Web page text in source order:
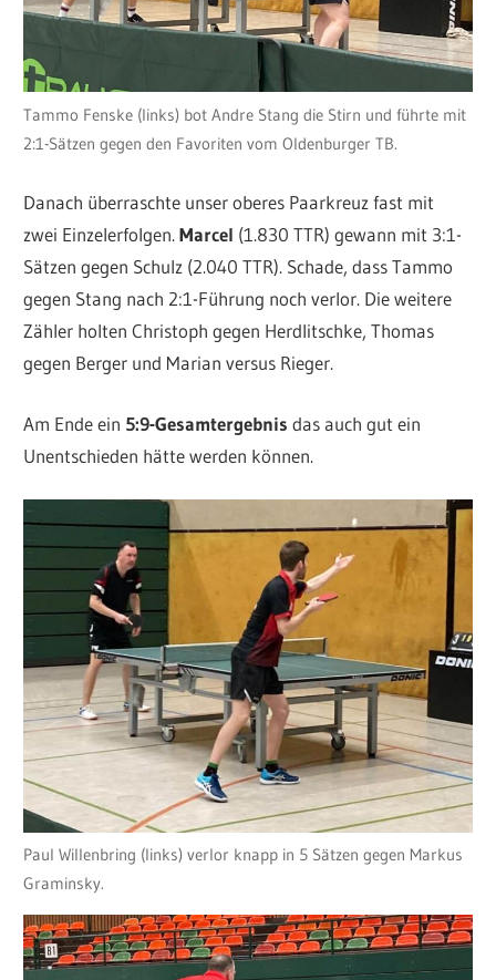
Tammo Fenske (links) bot Andre Stang die Stirn und führte mit
2:1-Sätzen gegen den Favoriten vom Oldenburger TB.
Danach überraschte unser oberes Paarkreuz fast mit
zwei Einzelerfolgen.Marcel (1.830 TTR) gewann mit 3:1-
Sätzen gegen Schulz (2.040 TTR). Schade, dass Tammo
gegen Stang nach 2:1-Führung noch verlor. Die weitere
Zähler holten Christoph gegen Herdlitschke, Thomas
gegen Berger und Marian versus Rieger.
Am Ende ein 5:9-Gesamtergebnis das auch gut ein
Unentschieden hätte werden können.
Paul Willenbring (links) verlor knapp in 5 Sätzen gegen Markus
Graminsky.